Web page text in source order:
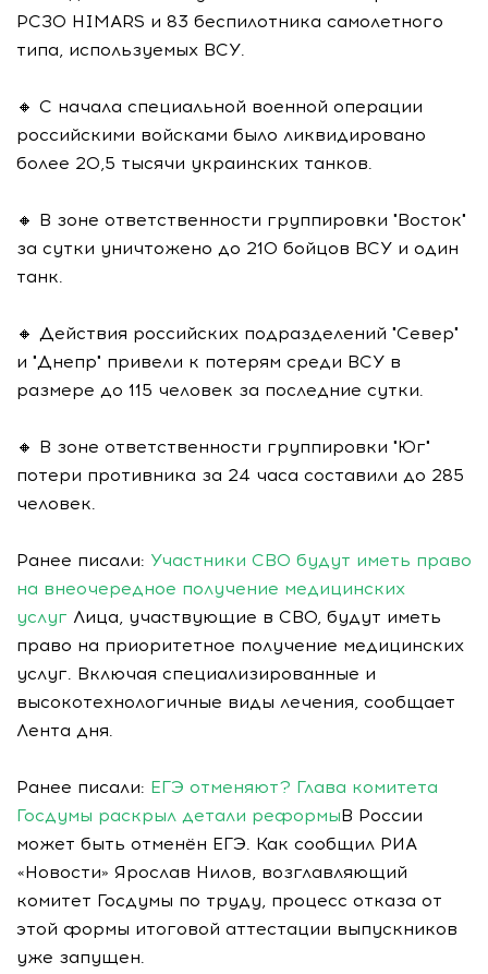
РСЗО HIMARS и 83 беспилотника самолетного
типа, используемых ВСУ.
🔸 С начала специальной военной операции
российскими войсками было ликвидировано
более 20,5 тысячи украинских танков.
🔸 В зоне ответственности группировки "Восток"
за сутки уничтожено до 210 бойцов ВСУ и один
танк.
🔸 Действия российских подразделений "Север"
и "Днепр" привели к потерям среди ВСУ в
размере до 115 человек за последние сутки.
🔸 В зоне ответственности группировки "Юг"
потери противника за 24 часа составили до 285
человек.
Ранее писали: Участники СВО будут иметь право
на внеочередное получение медицинских
услуг Лица, участвующие в СВО, будут иметь
право на приоритетное получение медицинских
услуг. Включая специализированные и
высокотехнологичные виды лечения, сообщает
Лента дня.
Ранее писали: ЕГЭ отменяют? Глава комитета
Госдумы раскрыл детали реформыВ России
может быть отменён ЕГЭ. Как сообщил РИА
«Новости» Ярослав Нилов, возглавляющий
комитет Госдумы по труду, процесс отказа от
этой формы итоговой аттестации выпускников
уже запущен.